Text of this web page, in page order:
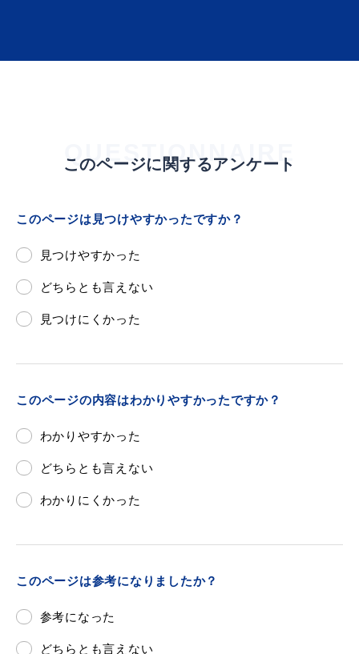
便利なサービス
防災・防犯メール
気象情報リンク集
目的別の
窓口案内
申請書
ダウンロード
QUESTIONNAIRE
このページに関するアンケート
このページは見つけやすかったですか？
見つけやすかった
どちらとも言えない
見つけにくかった
このページの内容はわかりやすかったですか？
わかりやすかった
どちらとも言えない
わかりにくかった
このページは参考になりましたか？
参考になった
どちらとも言えない